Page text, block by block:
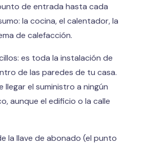
de entrada hasta cada
la cocina, el calentador, la
de calefacción.
es toda la instalación de
de las paredes de tu casa.
llegar el suministro a ningún
aunque el edificio o la calle
la llave de abonado (el punto